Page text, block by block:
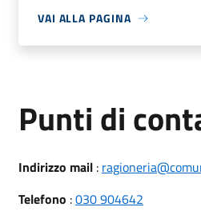
VAI ALLA PAGINA
Punti di
Indirizzo mail:
Telefono :030 904642